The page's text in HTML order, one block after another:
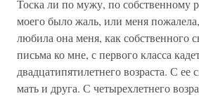
Тоска ли по мужу, по собственному
моего было жаль, или меня
любила она меня, как собственного
письма ко мне, с первого класса
двадцатипятилетнего возраста. С ее
мать и друга. С четырехлетнего